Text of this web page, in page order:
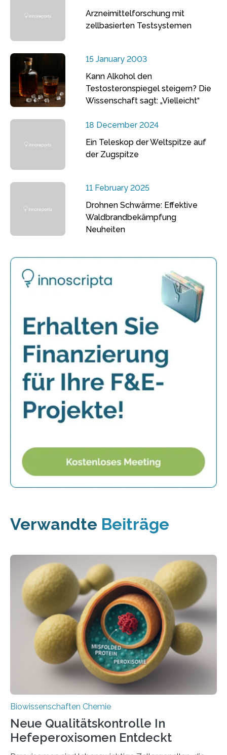
Arzneimittelforschung mit
zellbasierten Testsystemen
15 January 2003
Kann Alkohol den
Testosteronspiegel steigern? Die
Wissenschaft sagt: „Vielleicht“
18 December 2024
Ein Teleskop der Weltspitze auf
der Zugspitze
11 February 2025
Drohnen Schwärme: Effektive
Waldbrandbekämpfung
Neuheiten
Verwandte Beiträge
Biowissenschaften Chemie
Neue Qualitätskontrolle In
Hefeperoxisomen Entdeckt